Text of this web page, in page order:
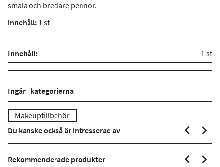
smala och bredare pennor.
innehåll: 1 st
Innehåll: 1 st
Ingår i kategorierna
Makeuptillbehör
Du kanske också är intresserad av
Rekommenderade produkter